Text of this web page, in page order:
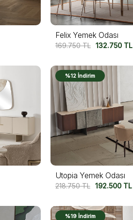
Felix Yemek Odası
169.750TL 132.750TL
%12 İndirim
Utopia Yemek Odası
218.750TL 192.500TL
%19 İndirim